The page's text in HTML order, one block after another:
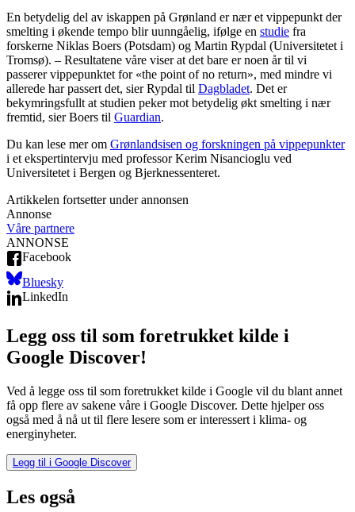
En betydelig del av iskappen på Grønland er nær et vippepunkt der
smelting i økende tempo blir uunngåelig, ifølge en studie fra
forskerne Niklas Boers (Potsdam) og Martin Rypdal (Universitetet i
Tromsø). – Resultatene våre viser at det bare er noen år til vi
passerer vippepunktet for «the point of no return», med mindre vi
allerede har passert det, sier Rypdal til Dagbladet. Det er
bekymringsfullt at studien peker mot betydelig økt smelting i nær
fremtid, sier Boers til Guardian.
Du kan lese mer om Grønlandsisen og forskningen på vippepunkter
i et ekspertintervju med professor Kerim Nisancioglu ved
Universitetet i Bergen og Bjerknessenteret.
Artikkelen fortsetter under annonsen
Annonse
Våre partnere
ANNONSE
Facebook
Bluesky
LinkedIn
Legg oss til som foretrukket kilde i
Google Discover!
Ved å legge oss til som foretrukket kilde i Google vil du blant annet
få opp flere av sakene våre i Google Discover. Dette hjelper oss
også med å nå ut til flere lesere som er interessert i klima- og
energinyheter.
Legg til i Google Discover
Les også